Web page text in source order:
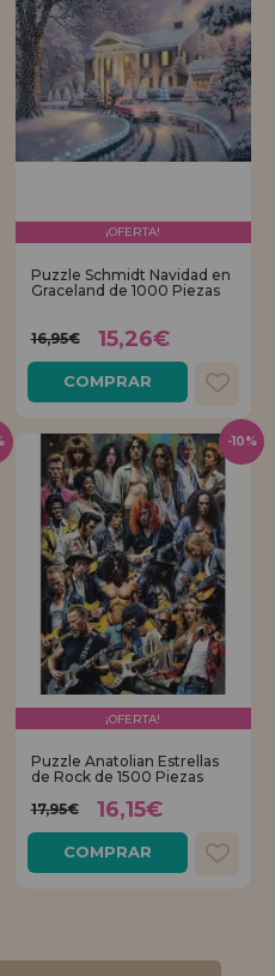
¡OFERTA!
Puzzle Schmidt Navidad en
Graceland de 1000 Piezas
16,95€ 15,26€
COMPRAR
¡OFERTA!
Puzzle Anatolian Estrellas
de Rock de 1500 Piezas
17,95€
16,15€
COMPRAR
-10%